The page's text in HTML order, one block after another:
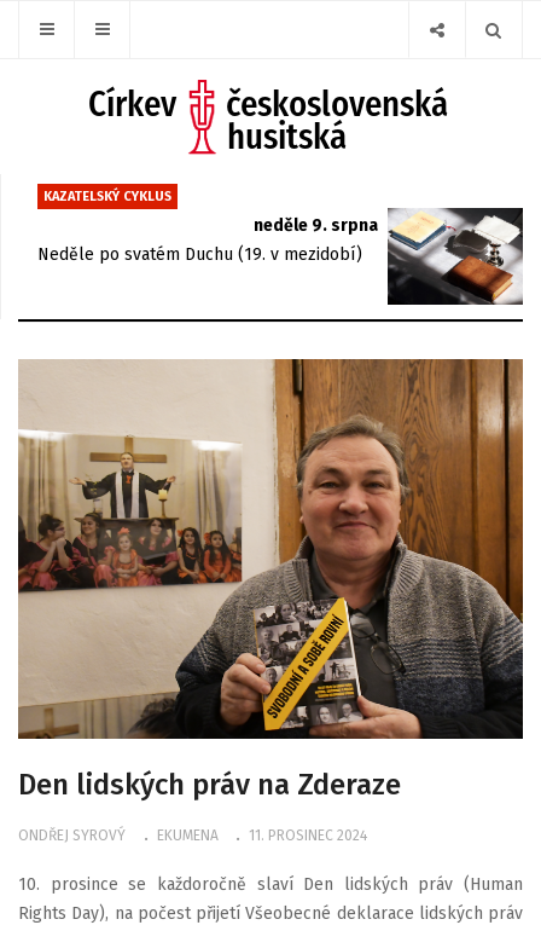
KAZATELSKÝ CYKLUS
neděle 9. srpna
Neděle po svatém Duchu (19. v mezidobí)
Den lidských práv na Zderaze
ONDŘEJ SYROVÝ EKUMENA 11. PROSINEC 2024
10. prosince se každoročně slaví Den lidských práv (Human
Rights Day), na počest přijetí Všeobecné deklarace lidských práv